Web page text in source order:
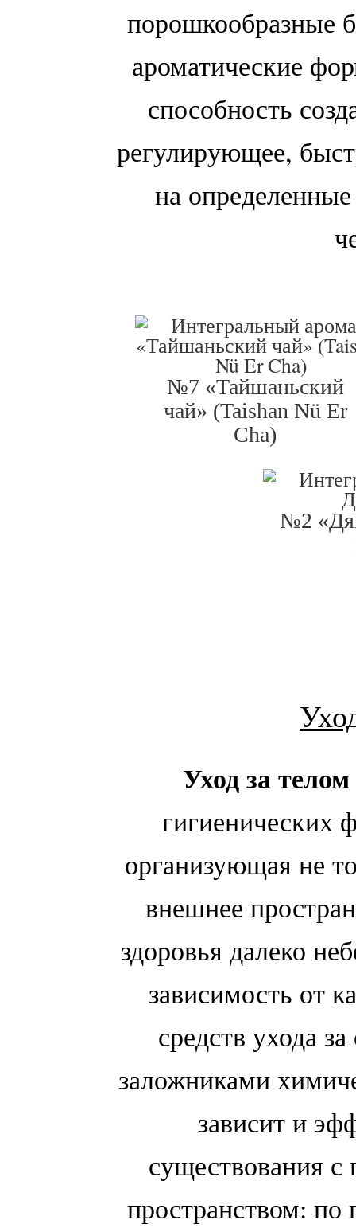
порошкообразные
ароматические
способность
регулирующее,
на
№7 «Тайшаньский
чай» (Taishan Nü Er
Cha)
№2
Уход за телом
гигиенических
организующая не
внешнее
здоровья далеко
зависимость от
средств ухода
заложниками
зависит и
существования с
пространством: